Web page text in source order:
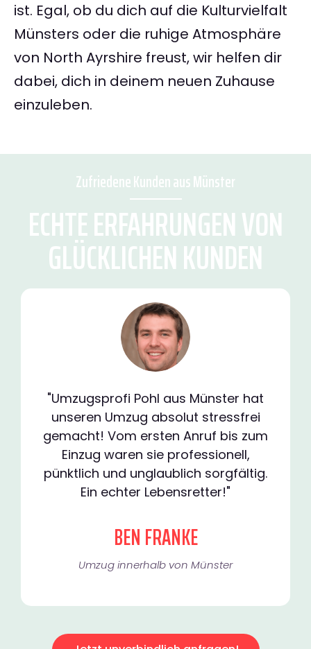
ist. Egal, ob du dich auf die Kulturvielfalt
Münsters oder die ruhige Atmosphäre
von North Ayrshire freust, wir helfen dir
dabei, dich in deinem neuen Zuhause
einzuleben.
Zufriedene Kunden aus Münster
ECHTE ERFAHRUNGEN VON
GLÜCKLICHEN KUNDEN
"Umzugsprofi Pohl aus Münster hat
unseren Umzug absolut stressfrei
gemacht! Vom ersten Anruf bis zum
Einzug waren sie professionell,
pünktlich und unglaublich sorgfältig.
Ein echter Lebensretter!"
BEN FRANKE
Umzug innerhalb von Münster​